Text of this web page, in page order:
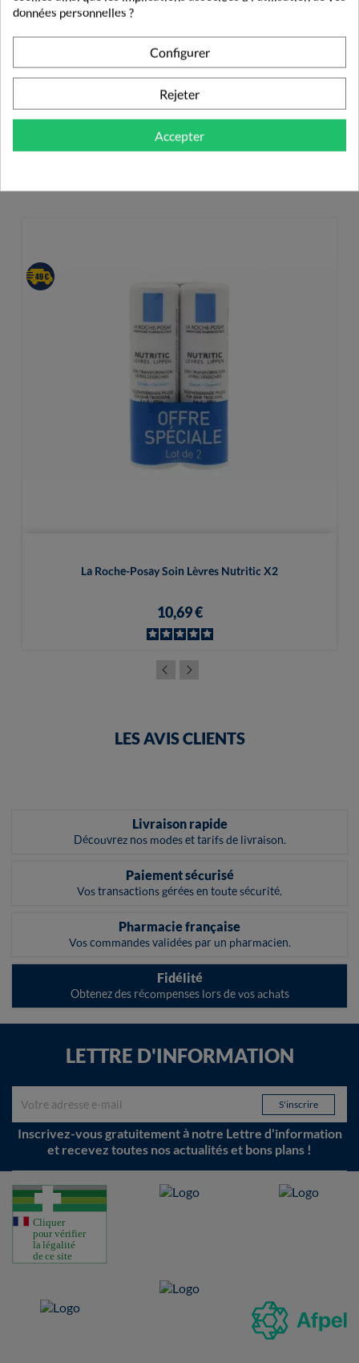
6,99 €
PRODUITS DE LA MÊME CATÉGORIE
La Roche-Posay Soin Lèvres Nutritic X2
10,69 €
LES AVIS CLIENTS
Livraison rapide
Découvrez nos modes et tarifs de livraison.
Paiement sécurisé
Vos transactions gérées en toute sécurité.
Pharmacie française
Vos commandes validées par un pharmacien.
Fidélité
Obtenez des récompenses lors de vos achats
LETTRE D'INFORMATION
Inscrivez-vous gratuitement à notre Lettre d'information
et recevez toutes nos actualités et bons plans !
données personnelles ?
Configurer
Rejeter
Accepter